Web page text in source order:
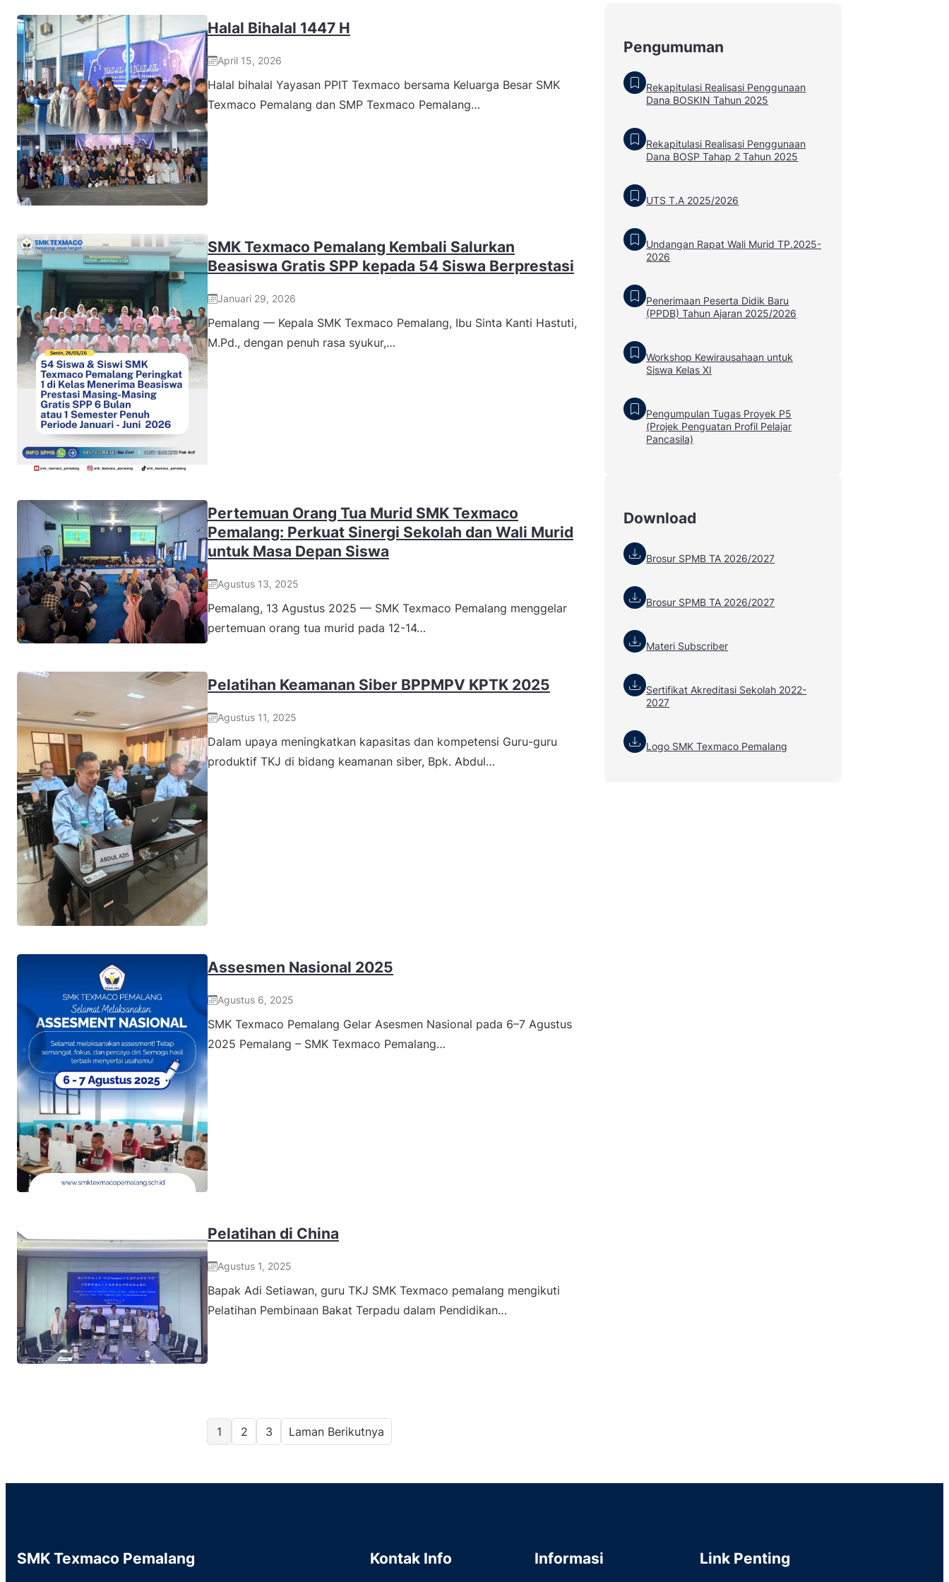
Halal Bihalal 1447 H
April 15, 2026
Halal bihalal Yayasan PPIT Texmaco bersama Keluarga Besar SMK
Texmaco Pemalang dan SMP Texmaco Pemalang…
SMK Texmaco Pemalang Kembali Salurkan
Beasiswa Gratis SPP kepada 54 Siswa Berprestasi
Januari 29, 2026
Pemalang — Kepala SMK Texmaco Pemalang, Ibu Sinta Kanti Hastuti,
M.Pd., dengan penuh rasa syukur,…
Pertemuan Orang Tua Murid SMK Texmaco
Pemalang: Perkuat Sinergi Sekolah dan Wali Murid
untuk Masa Depan Siswa
Agustus 13, 2025
Pemalang, 13 Agustus 2025 — SMK Texmaco Pemalang menggelar
pertemuan orang tua murid pada 12-14…
Pelatihan Keamanan Siber BPPMPV KPTK 2025
Agustus 11, 2025
Dalam upaya meningkatkan kapasitas dan kompetensi Guru-guru
produktif TKJ di bidang keamanan siber, Bpk. Abdul…
Assesmen Nasional 2025
Agustus 6, 2025
SMK Texmaco Pemalang Gelar Asesmen Nasional pada 6–7 Agustus
2025 Pemalang – SMK Texmaco Pemalang…
Pelatihan di China
Agustus 1, 2025
Bapak Adi Setiawan, guru TKJ SMK Texmaco pemalang mengikuti
Pelatihan Pembinaan Bakat Terpadu dalam Pendidikan…
1 2 3 Laman Berikutnya
Pengumuman
Rekapitulasi Realisasi Penggunaan
Dana BOSKIN Tahun 2025
Rekapitulasi Realisasi Penggunaan
Dana BOSP Tahap 2 Tahun 2025
UTS T.A 2025/2026
Undangan Rapat Wali Murid TP.2025-
2026
Penerimaan Peserta Didik Baru
(PPDB) Tahun Ajaran 2025/2026
Workshop Kewirausahaan untuk
Siswa Kelas XI
Pengumpulan Tugas Proyek P5
(Projek Penguatan Profil Pelajar
Pancasila)
Download
Brosur SPMB TA 2026/2027
Brosur SPMB TA 2026/2027
Materi Subscriber
Sertifikat Akreditasi Sekolah 2022-
2027
Logo SMK Texmaco Pemalang
SMK Texmaco Pemalang Kontak Info Informasi Link Penting